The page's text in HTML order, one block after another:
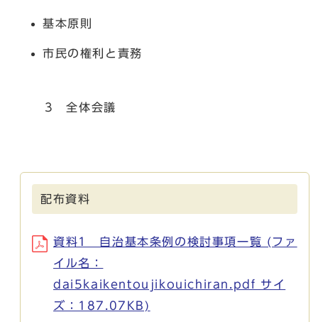
基本原則
市民の権利と責務
3 全体会議
配布資料
資料1 自治基本条例の検討事項一覧 (ファ
イル名：
dai5kaikentoujikouichiran.pdf サイ
ズ：187.07KB)